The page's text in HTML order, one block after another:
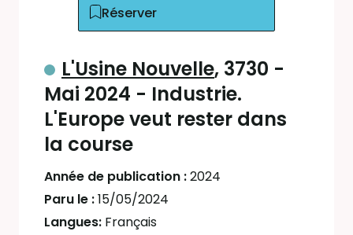
Réserver
L'Usine Nouvelle, 3730 -
Mai 2024 - Industrie.
L'Europe veut rester dans
la course
Année de publication :2024
Paru le :15/05/2024
Langues: Français